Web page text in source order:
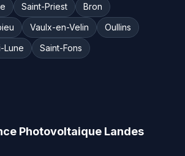
Saint-Priest
Bron
Vaulx-en-Velin
Oullins
Lune
Saint-Fons
Photovoltaique Landes